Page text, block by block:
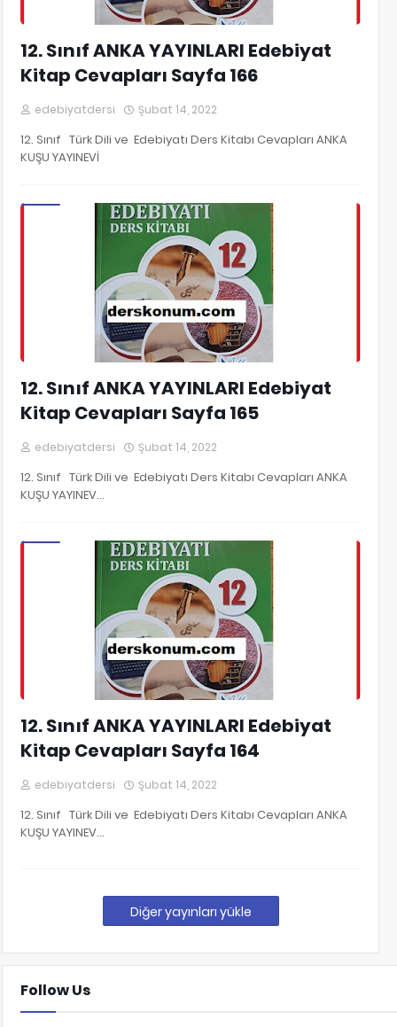
12. Sınıf ANKA YAYINLARI Edebiyat
Kitap Cevapları Sayfa 166
edebiyatdersi Şubat 14, 2022
12. Sınıf Türk Dili ve Edebiyatı Ders Kitabı Cevapları ANKA
KUŞU YAYINEVİ
12. Sınıf ANKA YAYINLARI Edebiyat
Kitap Cevapları Sayfa 165
edebiyatdersi Şubat 14, 2022
12. Sınıf Türk Dili ve Edebiyatı Ders Kitabı Cevapları ANKA
KUŞU YAYINEV…
12. Sınıf ANKA YAYINLARI Edebiyat
Kitap Cevapları Sayfa 164
edebiyatdersi Şubat 14, 2022
12. Sınıf Türk Dili ve Edebiyatı Ders Kitabı Cevapları ANKA
KUŞU YAYINEV…
Diğer yayınları yükle
Follow Us